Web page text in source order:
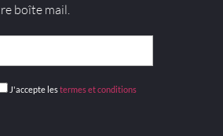
boîte mail.
J'accepte lestermes et conditions